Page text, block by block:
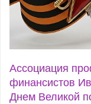
Ассоциация
финансистов
Днем Великой